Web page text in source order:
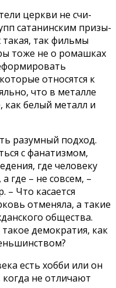
церкви не счи­
сатанинским призы­
так фильмы
тоже не о ромашках
относятся к
что в металле
как бе­лый металл и
разумный под­ход.
с фанатизмом,
где чело­веку
где – не со­всем, –
Что касается
отменяла, а такие
общества.
демократия, как
есть хобби или он
не отличают